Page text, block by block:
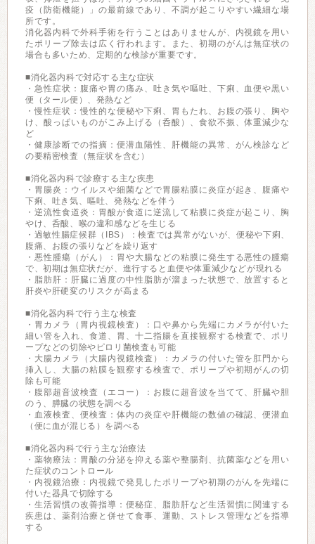
疫（防衛機能）」の最前線であり、不調が起こりやすい繊細な場
所です。
消化器内科で外科手術を行うことはありませんが、内視鏡を用い
たポリープ除去は広く行われます。また、初期のがんは無症状の
場合も多いため、定期的な検診が重要です。
■消化器内科で対応する主な症状
・急性症状：腹痛や胃の痛み、吐き気や嘔吐、下痢、血便や黒い
便（タール便）、発熱など
・慢性症状：慢性的な便秘や下痢、胃もたれ、お腹の張り、胸や
け、酸っぱいものがこみ上げる（呑酸）、食欲不振、体重減少な
ど
・健康診断での指摘：便潜血陽性、肝機能の異常、がん検診など
の要精密検査（無症状を含む）
■消化器内科で診療する主な疾患
・胃腸炎：ウイルスや細菌などで胃腸粘膜に炎症が起き、腹痛や
下痢、吐き気、嘔吐、発熱などを伴う
・逆流性食道炎：胃酸が食道に逆流して粘膜に炎症が起こり、胸
やけ、呑酸、喉の違和感などを生じる
・過敏性腸症候群（IBS）：検査では異常がないが、便秘や下痢、
腹痛、お腹の張りなどを繰り返す
・悪性腫瘍（がん）：胃や大腸などの粘膜に発生する悪性の腫瘍
で、初期は無症状だが、進行すると血便や体重減少などが現れる
・脂肪肝：肝臓に過度の中性脂肪が溜まった状態で、放置すると
肝炎や肝硬変のリスクが高まる
■消化器内科で行う主な検査
・胃カメラ（胃内視鏡検査）：口や鼻から先端にカメラが付いた
細い管を入れ、食道、胃、十二指腸を直接観察する検査で、ポリ
ープなどの切除やピロリ菌検査も可能
・大腸カメラ（大腸内視鏡検査）：カメラの付いた管を肛門から
挿入し、大腸の粘膜を観察する検査で、ポリープや初期がんの切
除も可能
・腹部超音波検査（エコー）：お腹に超音波を当てて、肝臓や胆
のう、膵臓の状態を調べる
・血液検査、便検査：体内の炎症や肝機能の数値の確認、便潜血
（便に血が混じる）を調べる
■消化器内科で行う主な治療法
・薬物療法：胃酸の分泌を抑える薬や整腸剤、抗菌薬などを用い
た症状のコントロール
・内視鏡治療：内視鏡で発見したポリープや初期のがんを先端に
付いた器具で切除する
・生活習慣の改善指導：便秘症、脂肪肝など生活習慣に関連する
疾患は、薬剤治療と併せて食事、運動、ストレス管理などを指導
する